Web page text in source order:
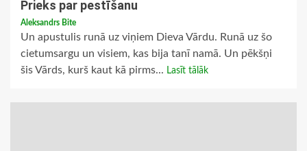
Prieks par pestīšanu
Aleksandrs Bite
Un apustulis runā uz viņiem Dieva Vārdu. Runā uz šo
cietumsargu un visiem, kas bija tanī namā. Un pēkšņi
šis Vārds, kurš kaut kā pirms... Lasīt tālāk